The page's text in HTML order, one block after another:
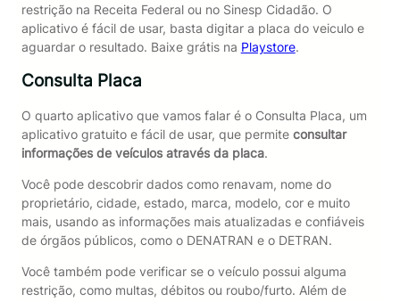
restrição na Receita Federal ou no Sinesp Cidadão. O
aplicativo é fácil de usar, basta digitar a placa do veiculo e
aguardar o resultado. Baixe grátis na Playstore.
Consulta Placa
O quarto aplicativo que vamos falar é o Consulta Placa, um
aplicativo gratuito e fácil de usar, que permite consultar
informações de veículos através da placa.
Você pode descobrir dados como renavam, nome do
proprietário, cidade, estado, marca, modelo, cor e muito
mais, usando as informações mais atualizadas e confiáveis
de órgãos públicos, como o DENATRAN e o DETRAN.
Você também pode verificar se o veículo possui alguma
restrição, como multas, débitos ou roubo/furto. Além de